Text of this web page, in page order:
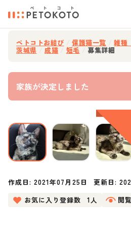
ペトコトお結び 保護猫一覧 雑種
茨城県 成猫 短毛 募集詳細
家族が決定しました
作成日:2021年07月25日 更新日:
お気に入り登録数
1人 閲